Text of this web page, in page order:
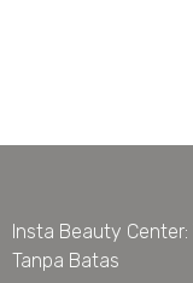
Insta Beauty
Tanpa Batas